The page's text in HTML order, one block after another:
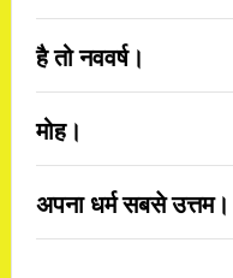
है तो नववर्ष।
मोह।
अपना धर्म सबसे उत्तम।